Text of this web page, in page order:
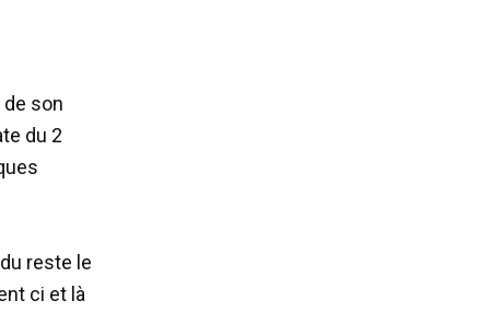
son
du 2
reste le
ci et là